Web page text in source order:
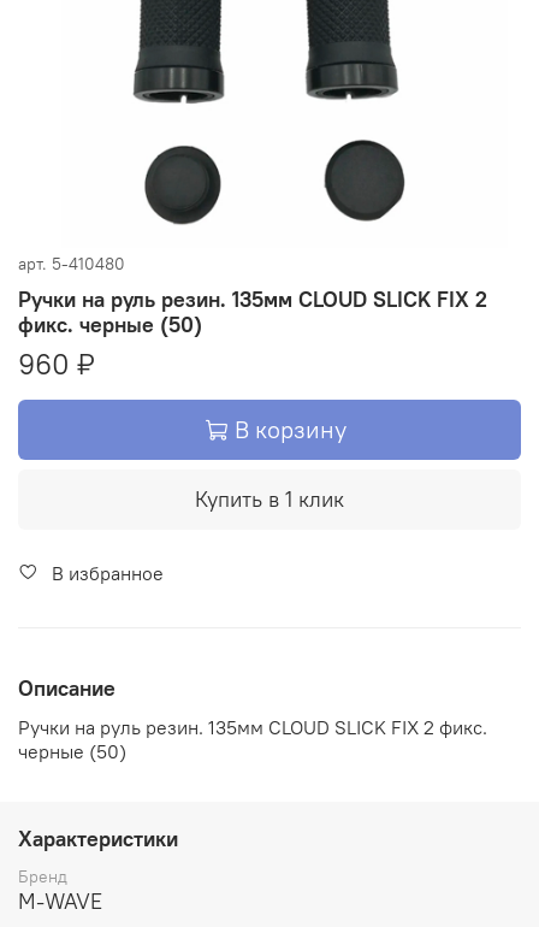
арт. 5-410480
Ручки на руль резин. 135мм CLOUD SLICK FIX 2
фикс. черные (50)
960 ₽
В корзину
Купить в 1 клик
В избранное
Описание
Ручки на руль резин. 135мм CLOUD SLICK FIX 2 фикс.
черные (50)
Характеристики
Бренд
M-WAVE